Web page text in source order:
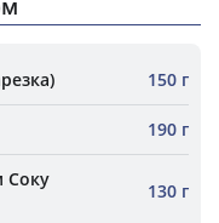
150 г
190 г
Соку
130 г